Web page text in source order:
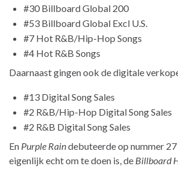
#30 Billboard Global 200
#53 Billboard Global Excl U.S.
#7 Hot R&B/Hip-Hop Songs
#4 Hot R&B Songs
Daarnaast gingen ook de digitale
#13 Digital Song Sales
#2 R&B/Hip-Hop Digital Song Sales
#2 R&B Digital Song Sales
En Purple Raindebuteerde op nummer
eigenlijk echt om te doen is, de Billboard